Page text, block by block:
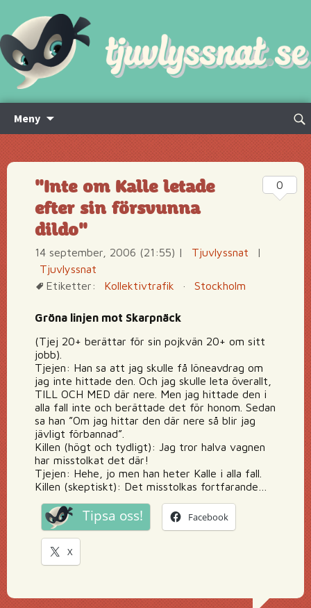
Meny
innehåll
Sök
"Inte om Kalle letade
efter sin försvunna
dildo"
14 september, 2006 (21:55) | Tjuvlyssnat
|
Tjuvlyssnat
Etiketter:
Kollektivtrafik · Stockholm
Gröna linjen mot Skarpnäck
(Tjej 20+ berättar för sin pojkvän 20+ om sitt
jobb).
Tjejen: Han sa att jag skulle få löneavdrag om
jag inte hittade den. Och jag skulle leta överallt,
TILL OCH MED där nere. Men jag hittade den i
alla fall inte och berättade det för honom. Sedan
sa han ”Om jag hittar den där nere så blir jag
jävligt förbannad”.
Killen (högt och tydligt): Jag tror halva vagnen
har misstolkat det där!
Tjejen: Hehe, jo men han heter Kalle i alla fall.
Killen (skeptiskt): Det misstolkas fortfarande…
Tipsa oss! Facebook
X
0